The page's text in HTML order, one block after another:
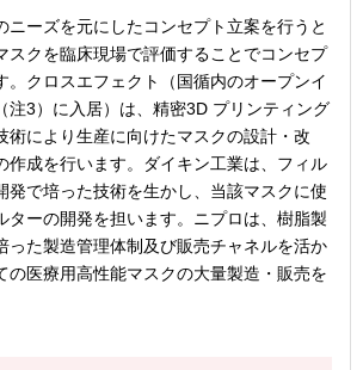
ニーズを元にしたコンセプト立案を行うと
スクを臨床現場で評価することでコンセプ
。クロスエフェクト（国循内のオープンイ
注3）に入居）は、精密3D プリンティング
術により生産に向けたマスクの設計・改
作成を行います。ダイキン工業は、フィル
発で培った技術を生かし、当該マスクに使
ターの開発を担います。ニプロは、樹脂製
った製造管理体制及び販売チャネルを活か
の医療用高性能マスクの大量製造・販売を